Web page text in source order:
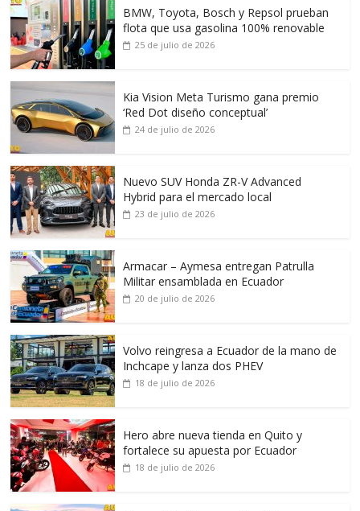
BMW, Toyota, Bosch y Repsol prueban
flota que usa gasolina 100% renovable
25 de julio de 2026
Kia Vision Meta Turismo gana premio
‘Red Dot diseño conceptual’
24 de julio de 2026
Nuevo SUV Honda ZR-V Advanced
Hybrid para el mercado local
23 de julio de 2026
Armacar – Aymesa entregan Patrulla
Militar ensamblada en Ecuador
20 de julio de 2026
Volvo reingresa a Ecuador de la mano de
Inchcape y lanza dos PHEV
18 de julio de 2026
Hero abre nueva tienda en Quito y
fortalece su apuesta por Ecuador
18 de julio de 2026